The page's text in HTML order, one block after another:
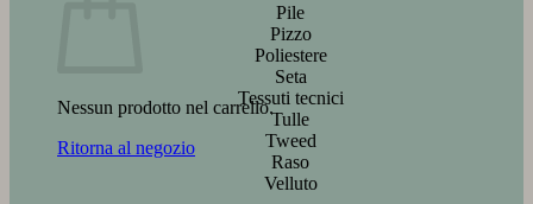
Nessun prodotto nel carrello.
Ritorna al negozio
Pile
Pizzo
Poliestere
Seta
Tessuti tecnici
Tulle
Tweed
Raso
Velluto